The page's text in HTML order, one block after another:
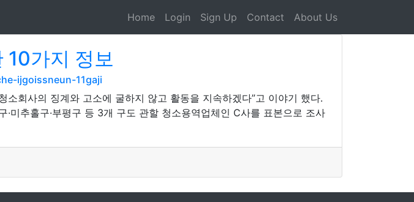
Home Login Sign Up Contact About Us
10가지 정보
ijgoissneun-11gaji
회사의 징계와 고소에 굴하지 않고 활동을 지속하겠다”고 이야기 했다.
·미추홀구·부평구 등 3개 구도 관할 청소용역업체인 C사를 표본으로 조사